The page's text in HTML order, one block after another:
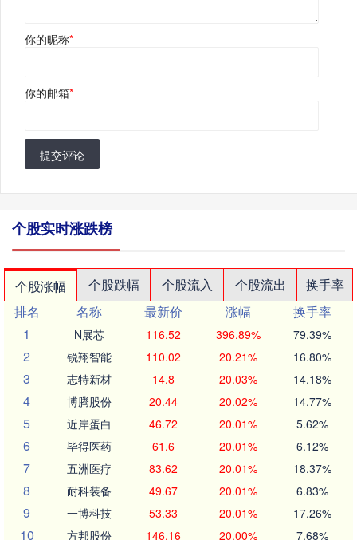
你的昵称*
你的邮箱*
提交评论
个股实时涨跌榜
个股涨幅 个股跌幅 个股流入 个股流出
换手率
排名
名称 最新价 涨幅
换手率
1
N展芯 116.52 396.89% 79.39%
2 锐翔智能 110.02 20.21% 16.80%
3 志特新材 14.8 20.03% 14.18%
4 博腾股份 20.44 20.02% 14.77%
5 近岸蛋白 46.72 20.01% 5.62%
6 毕得医药 61.6 20.01% 6.12%
7 五洲医疗 83.62 20.01% 18.37%
8 耐科装备 49.67 20.01% 6.83%
9 一博科技 53.33 20.01% 17.26%
10 方邦股份 146.16 20.00% 7.68%